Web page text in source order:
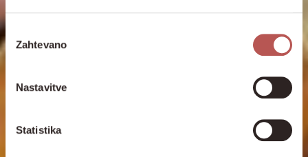
Izbira
soglasja
Zahtevano
Nastavitve
Statistika